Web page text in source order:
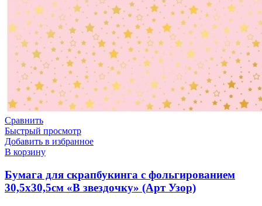
Сравнить
Быстрый просмотр
Добавить в избранное
В корзину
Бумага для скрапбукинга с фольгированием
30,5х30,5см «В звездочку» (Арт Узор)